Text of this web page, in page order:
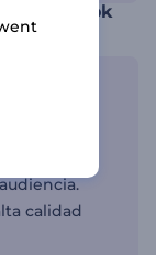
TikTok
de
calidad